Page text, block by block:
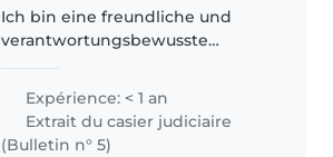
Ich bin eine freundliche und
verantwortungsbewusste
Kindern in verschiedenen
Altersgruppen spielt und Zeit
verbringt. Ich bin momentan in
Expérience: < 1 an
Extrait du casier judiciaire
(Bulletin n° 5)